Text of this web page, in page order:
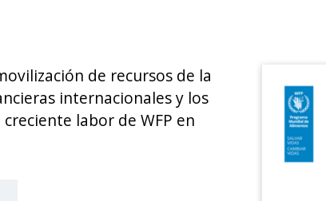
de recursos de la
internacionales y los
labor de WFP en